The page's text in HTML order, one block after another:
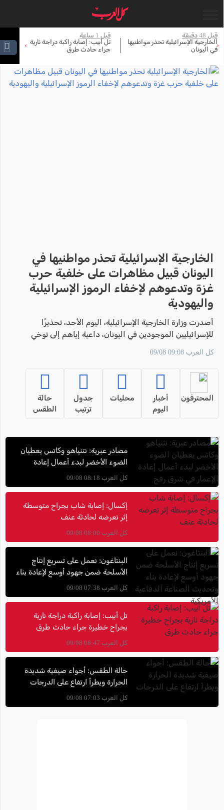
قبل 1 ساعة
تل أبيب: إصابة راكبة دراجة نارية
جراء حادث طرق
قبل 1 ساعة
مصادر: نتنياهو وكاتس يوافقان على
إعمار شرق رفح
‹
›
جاري التحميل...
الخارجية الإسرائيلية تحذر مواطنيها في
اليونان قبيل مظاهرات على خلفية حرب
غزة وتدعوهم لإخفاء الرموز الإسرائيلية
واليهودية
أصدرت وزارة الخارجية الإسرائيلية، اليوم الأحد، تحذيرًا
للإسرائيليين الموجودين في اليونان، داعية إياهم إلى توخي
كل العرب 09:08 09/08
المحترفون
أخبار
اليوم
محليات
جدول
ترتيب
حالة
الطقس
مصادر عبرية: نتنياهو وكاتس يعطيان
الضوء الأخضر لبدء أعمال إعادة
الإعمار في شرق رفح
كل العرب 08:18 09/08
إكسال: إصابة شاب بجراح متوسطة
إثر تعرضه لحادثة عنف
كل العرب 08:00 09/08
البنتاغون: نعمل على تسريع إنتاج
الأسلحة ضمن جهود أوسع لإعادة بناء
وتحديث الصناعة الدفاعية الأمريكية
كل العرب 07:38 09/08
تل أبيب: إصابة راكبة دراجة نارية
بجراح خطيرة جراء حادث طرق
كل العرب 08:47 09/08
حالة الطقس: أجواء صيفية شديدة
الحرارة ويطرأ ارتفاع على الدرجات
كل العرب 07:03 09/08